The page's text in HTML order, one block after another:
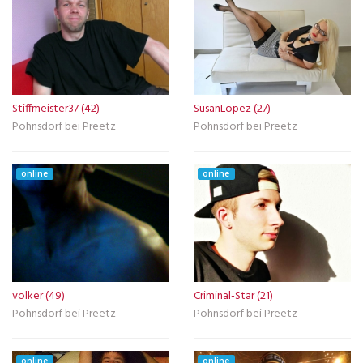
Stiffmeister37 (42)
Pohnsdorf bei Preetz
SusanLopez (27)
Pohnsdorf bei Preetz
online
volker (49)
Pohnsdorf bei Preetz
online
Criminal-Star (21)
Pohnsdorf bei Preetz
online online